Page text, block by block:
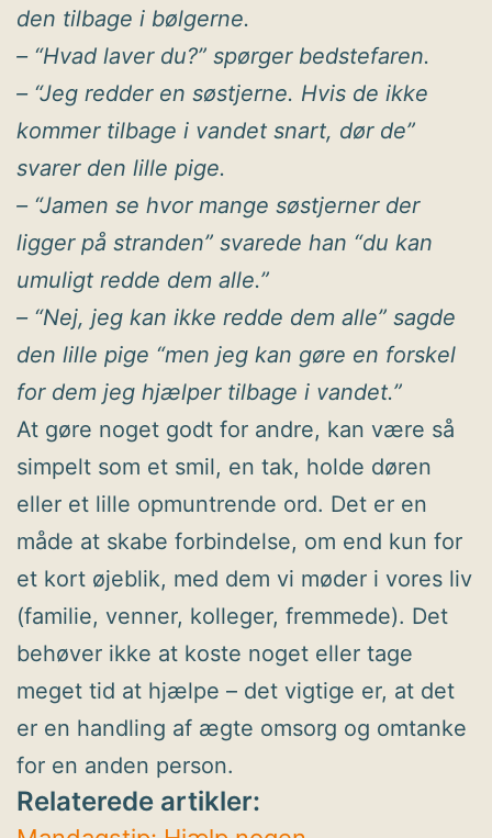
den tilbage i bølgerne.
– “Hvad laver du?” spørger bedstefaren.
– “Jeg redder en søstjerne. Hvis de ikke
kommer tilbage i vandet snart, dør de”
svarer den lille pige.
– “Jamen se hvor mange søstjerner der
ligger på stranden” svarede han “du kan
umuligt redde dem alle.”
– “Nej, jeg kan ikke redde dem alle” sagde
den lille pige “men jeg kan gøre en forskel
for dem jeg hjælper tilbage i vandet.”
At gøre noget godt for andre, kan være så
simpelt som et smil, en tak, holde døren
eller et lille opmuntrende ord. Det er en
måde at skabe forbindelse, om end kun for
et kort øjeblik, med dem vi møder i vores liv
(familie, venner, kolleger, fremmede). Det
behøver ikke at koste noget eller tage
meget tid at hjælpe – det vigtige er, at det
er en handling af ægte omsorg og omtanke
for en anden person.
Relaterede artikler: